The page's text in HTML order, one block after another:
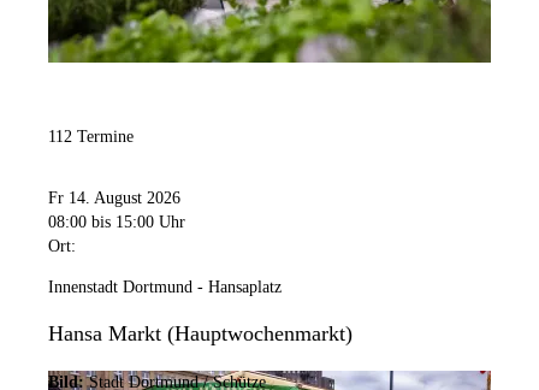
112 Termine
Fr 14. August 2026
08:00 bis 15:00 Uhr
Ort:
Innenstadt Dortmund - Hansaplatz
Hansa Markt (Hauptwochenmarkt)
Bild: Stadt Dortmund / Schütze